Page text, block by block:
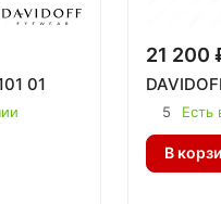
01
21 200
5 Есть
В